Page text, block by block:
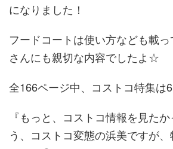
になりました！
フードコートは使い方なども載
さんにも親切な内容でしたよ☆
全166ページ中、コストコ特集は
『もっと、コストコ情報を見た
う、コストコ変態の浜美ですが